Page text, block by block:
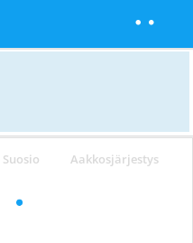
Suosio Aakkosjärjestys